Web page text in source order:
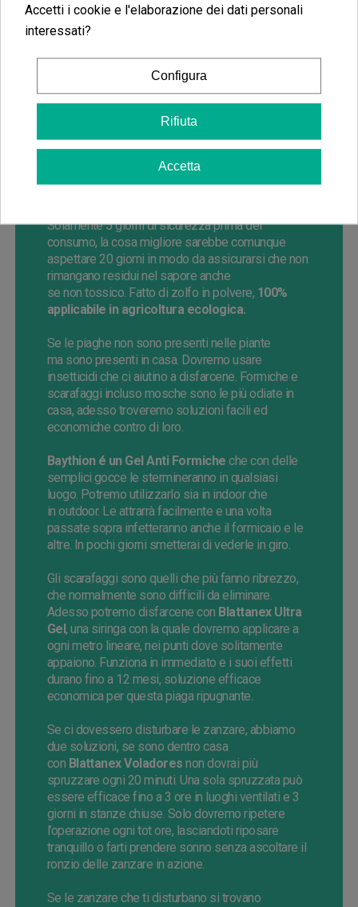
incluso a terminare con i ragni rossi. Attua contro
tutte le fasi degli acari, sia le larve come gli adulti,
che potremo usarlo fino agli ultimi giorni di fioritura,
a parte di lottare contro tutti gli insetti come la
mosca bianca. Potremo utilizzarlo sia in indoor che
inoutdoor, compatibile con l’agricoltura ecologica.
Sevogliamo usare un fungicida ecologico
è uno di quelli che da miglior
Sedobbiamo frenare o
Solamente5giorni di sicurezza prima del
consumo, la cosa migliore sarebbe comunque
aspettare20 giorni in modo da assicurarsi che non
rimangano residui nel sapore anche
senon tossico. Fatto di zolfo in polvere, 100%
applicabile in agricoltura ecologica.
Se le piaghe non sono presenti nelle piante
ma sono presenti in casa. Dovremo usare
insetticidi che ci aiutino a disfarcene. Formiche e
scarafaggi incluso mosche sono le più odiate in
casa, adesso troveremo soluzioni facili ed
economiche contro di loro.
Baythion é un GelAntiFormiche che con delle
semplici gocce le stermineranno in qualsiasi
luogo. Potremo utilizzarlo sia in indoor che
inoutdoor. Le attrarrà facilmente e una volta
passate sopra infetteranno anche il formicaio e le
altre. In pochi giorni smetterai di vederle in giro.
Gli scarafaggi sono quelli che più fanno ribrezzo,
che normalmente sono difficili da eliminare.
Adesso potremo disfarcene con BlattanexUltra
Gel, una siringa con la quale dovremo applicare a
ogni metro lineare, nei punti dove solitamente
appaiono. Funziona in immediato e i suoi effetti
durano fino a 12 mesi, soluzione efficace
economica per questa piaga ripugnante.
Se ci dovessero disturbare le zanzare, abbiamo
due soluzioni, se sono dentro casa
con BlattanexVoladores non dovrai più
spruzzare ogni 20 minuti. Una sola spruzzatapuò
essere efficace fino a 3 ore in luoghi ventilati e 3
giorni in stanze chiuse. Solo dovremo ripetere
l’operazione ogni tot ore, lasciandoti riposare
tranquillo o farti prendere sonno senza ascoltare il
ronzio delle zanzare in azione.
Se le zanzare che ti disturbano si trovano
Accetti i cookie e l'elaborazione dei dati personali
interessati?
Configura
Rifiuta
Accetta